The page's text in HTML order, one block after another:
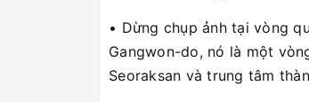
• Dừng chụp ảnh tại vòng
Gangwon-do, nó là một
Seoraksan và trung tâm